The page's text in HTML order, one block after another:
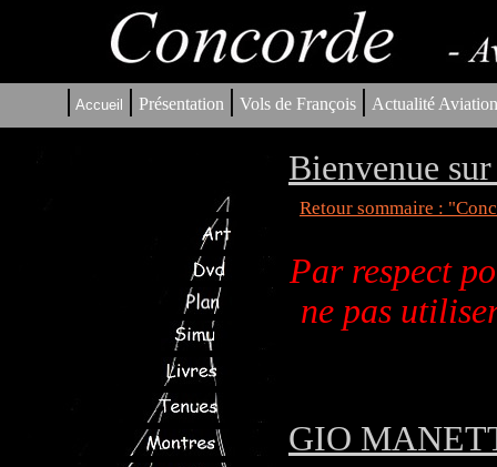
| Accueil | Présentation | Vols de François | Actualité
Bienvenue
Retour sommaire :
Par respect
ne pas
GIO